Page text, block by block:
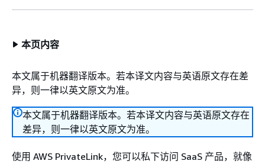
本页内容
本文属于机器翻译版本。若本译文内容与英语原文存在差
异，则一律以英文原文为准。
本文属于机器翻译版本。若本译文内容与英语原文存在
差异，则一律以英文原文为准。
使用 AWS PrivateLink，您可以私下访问 SaaS 产品，就像